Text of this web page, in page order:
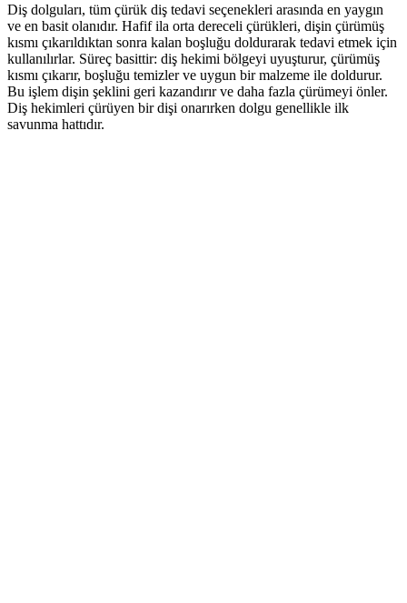
Diş dolguları, tüm çürük diş tedavi seçenekleri arasında en yaygın
ve en basit olanıdır. Hafif ila orta dereceli çürükleri, dişin çürümüş
kısmı çıkarıldıktan sonra kalan boşluğu doldurarak tedavi etmek için
kullanılırlar. Süreç basittir: diş hekimi bölgeyi uyuşturur, çürümüş
kısmı çıkarır, boşluğu temizler ve uygun bir malzeme ile doldurur.
Bu işlem dişin şeklini geri kazandırır ve daha fazla çürümeyi önler.
Diş hekimleri çürüyen bir dişi onarırken dolgu genellikle ilk
savunma hattıdır.